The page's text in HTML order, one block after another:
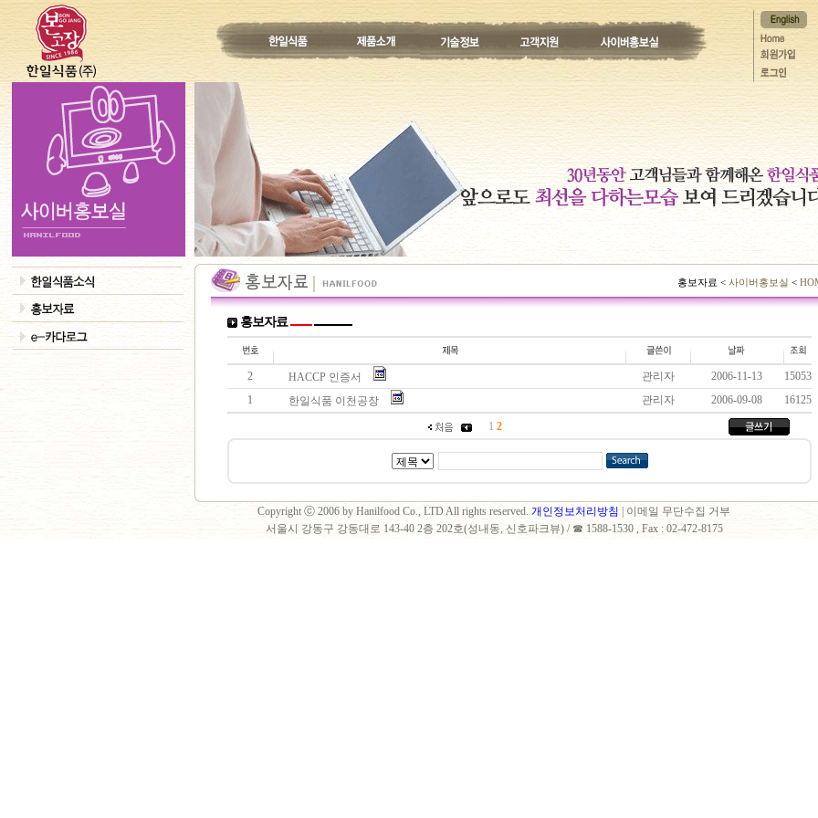
홍보자료 < 사이버홍보실 <
홍보자료
2 HACCP 인증서 관리자 2006-11-13
15053
1
한일식품 이천공장 관리자 2006-09-08 16125
1 2
Copyright ⓒ 2006 by Hanilfood Co., LTD All rights reserved. 개인정보처리방침 | 이메일 무단수집 거부
서울시 강동구 강동대로 143-40 2층 202호(성내동, 신호파크뷰) / ☎ 1588-1530 , Fax : 02-472-8175